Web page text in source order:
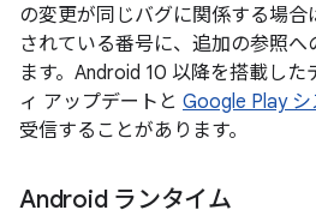
の変更が同じバグに関係する場
されている番号に、追加の参照
ます。Android 10 以降を搭載し
ィ アップデートと Google Play
受信することがあります。
Android ランタイム